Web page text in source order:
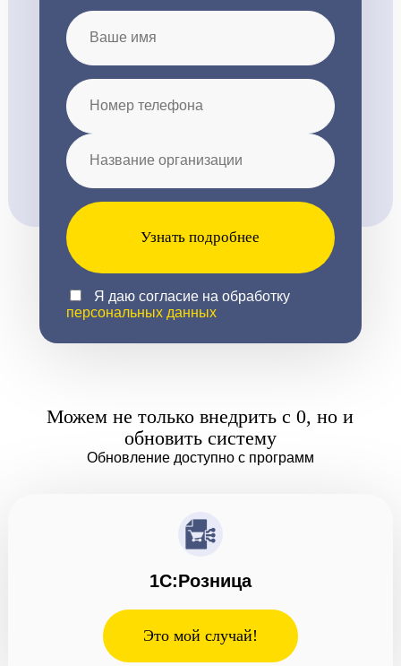
Узнать подробнее
Я даю согласие на обработку
персональных данных
Можем не только внедрить с 0, но и
обновить систему
Обновление доступно с программ
1С:Розница
Это мой случай!